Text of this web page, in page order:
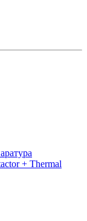
+ Thermal